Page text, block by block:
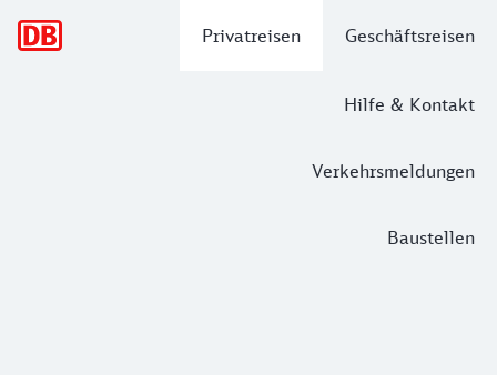
Privatreisen Geschäftsreisen
Hilfe & Kontakt
Verkehrsmeldungen
Baustellen